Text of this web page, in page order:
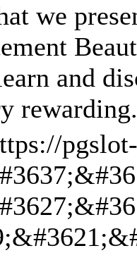
we
and
rewarding.